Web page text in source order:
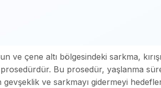
ve çene altı bölgesindeki sarkma,
Bu prosedür, yaşlanma
ve sarkmayı gidermeyi